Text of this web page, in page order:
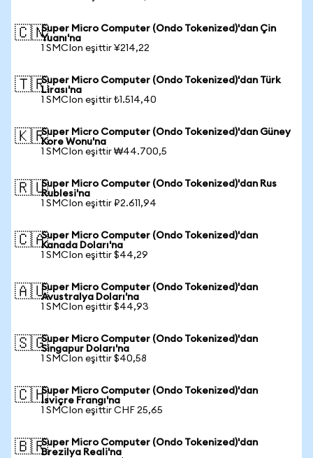
🇨🇳Super Micro Computer (Ondo Tokenized)'dan Çin
Yuanı'na
1 SMCIon eşittir ¥214,22
🇹🇷Super Micro Computer (Ondo Tokenized)'dan Türk
Lirası'na
1 SMCIon eşittir ₺1.514,40
🇰🇷Super Micro Computer (Ondo Tokenized)'dan Güney
Kore Wonu'na
1 SMCIon eşittir ₩44.700,5
🇷🇺Super Micro Computer (Ondo Tokenized)'dan Rus
Rublesi'na
1 SMCIon eşittir ₽2.611,94
🇨🇦Super Micro Computer (Ondo Tokenized)'dan
Kanada Doları'na
1 SMCIon eşittir $44,29
🇦🇺Super Micro Computer (Ondo Tokenized)'dan
Avustralya Doları'na
1 SMCIon eşittir $44,93
🇸🇬Super Micro Computer (Ondo Tokenized)'dan
Singapur Doları'na
1 SMCIon eşittir $40,58
🇨🇭Super Micro Computer (Ondo Tokenized)'dan
İsviçre Frangı'na
1 SMCIon eşittir CHF 25,65
🇧🇷Super Micro Computer (Ondo Tokenized)'dan
Brezilya Reali'na